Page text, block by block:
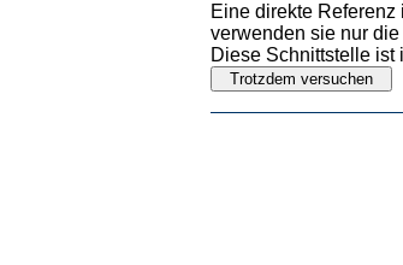
Eine direkte Referenz
verwenden sie nur die
Diese Schnittstelle ist